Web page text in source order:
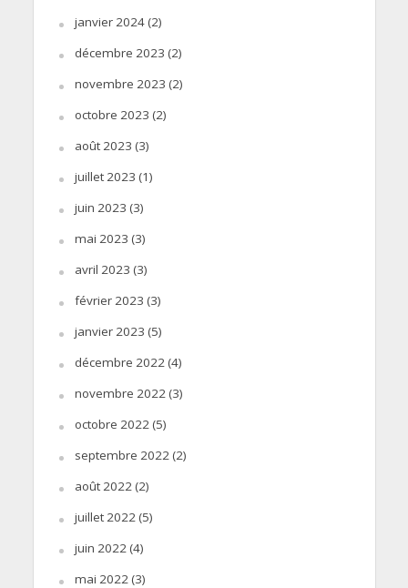
janvier 2024(2)
décembre 2023 (2)
novembre 2023 (2)
octobre 2023 (2)
août 2023 (3)
juillet 2023 (1)
juin 2023 (3)
mai 2023 (3)
avril 2023 (3)
février 2023 (3)
janvier 2023 (5)
décembre 2022(4)
novembre 2022(3)
octobre 2022(5)
septembre 2022(2)
août 2022(2)
juillet 2022(5)
juin 2022(4)
mai 2022(3)